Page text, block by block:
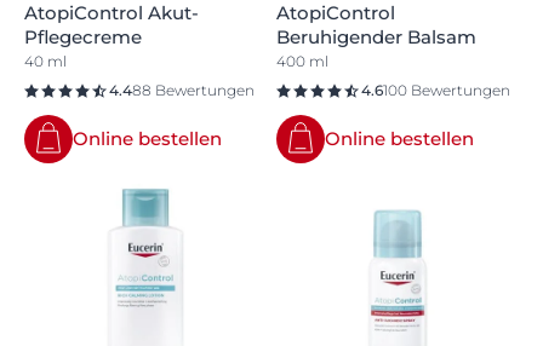
AtopiControl Akut-
Pflegecreme
40 ml
4.488 Bewertungen
Online bestellen
AtopiControl
Beruhigender Balsam
400 ml
4.6100 Bewertungen
Online bestellen